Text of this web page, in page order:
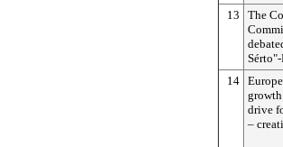
13
The
14
drive
–